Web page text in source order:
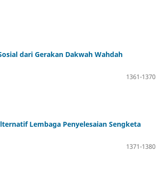
dari Gerakan Dakwah Wahdah
1361-1370
Lembaga Penyelesaian Sengketa
1371-1380